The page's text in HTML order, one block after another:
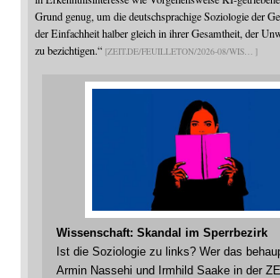
Grund genug, um die deutschsprachige Soziologie der
der Einfachheit halber gleich in ihrer Gesamtheit, der
zu bezichtigen.“ ZEIT.DE/FEUILLETON/2026-08/WIS
Wissenschaft: Skandal im Sperrbezirk
Ist die Soziologie zu links? Wer das
Armin Nassehi und Irmhild Saake in der